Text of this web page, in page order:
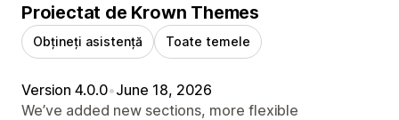
Proiectat de Krown Themes
Obțineți asistență Toate temele
Version 4.0.0•June 18, 2026
We’ve added new sections, more flexible